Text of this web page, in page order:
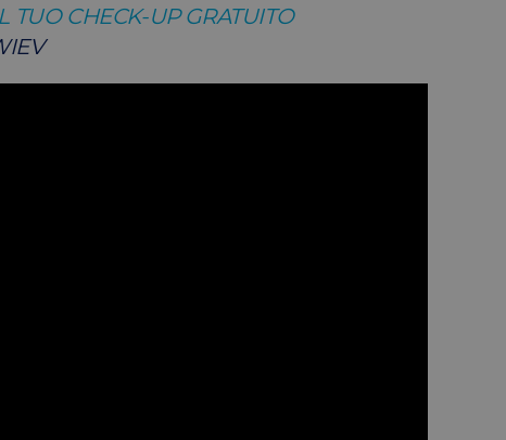
TUO CHECK-UP GRATUITO